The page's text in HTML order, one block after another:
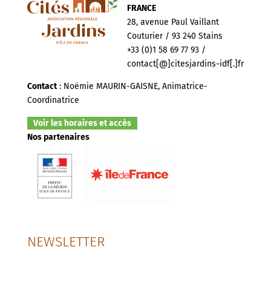
FRANCE
28, avenue Paul Vaillant
Couturier / 93 240 Stains
+33 (0)1 58 69 77 93 /
contact[@]citesjardins-idf[.]fr
Contact: Noëmie MAURIN-GAISNE, Animatrice-
Coordinatrice
Voir les horaires et accès
Nos partenaires
NEWSLETTER